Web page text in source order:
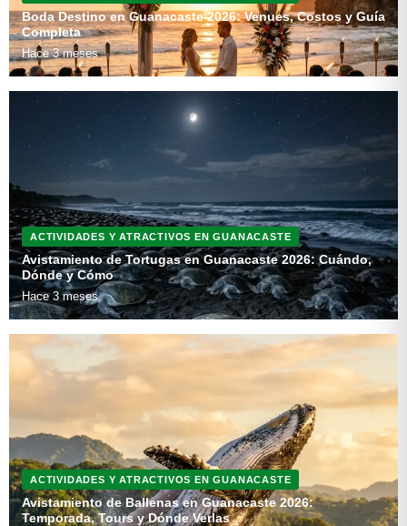
Boda Destino en Guanacaste 2026: Venues, Costos y Guía
Completa
Hace 3 meses
ACTIVIDADES Y ATRACTIVOS EN GUANACASTE
Avistamiento de Tortugas en Guanacaste 2026: Cuándo,
Dónde y Cómo
Hace 3 meses
ACTIVIDADES Y ATRACTIVOS EN GUANACASTE
Avistamiento de Ballenas en Guanacaste 2026:
Temporada, Tours y Dónde Verlas